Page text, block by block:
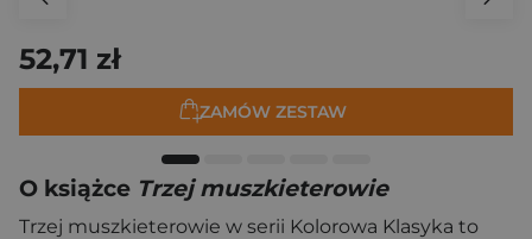
52,71 zł
ZAMÓW ZESTAW
O książce Trzej muszkieterowie
Trzej muszkieterowie w serii Kolorowa Klasyka to